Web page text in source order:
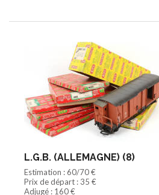
L.G.B. (ALLEMAGNE) (8)
Estimation : 60/70 €
Prix de départ : 35 €
Adjugé : 160 €